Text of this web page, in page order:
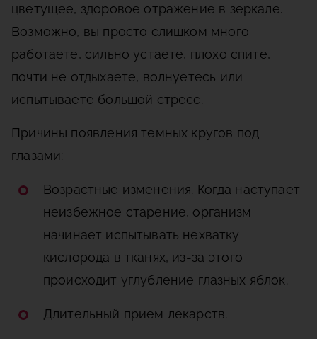
цветущее, здоровое отражение в зеркале.
Возможно, вы просто слишком много
работаете, сильно устаете, плохо спите,
почти не отдыхаете, волнуетесь или
испытываете большой стресс.
Причины появления темных кругов под
глазами:
Возрастные изменения. Когда наступает
неизбежное старение, организм
начинает испытывать нехватку
кислорода в тканях, из-за этого
происходит углубление глазных яблок.
Длительный прием лекарств.